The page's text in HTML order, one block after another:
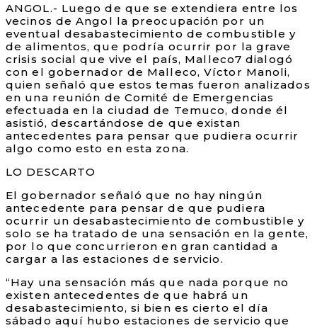
ANGOL.- Luego de que se extendiera entre los
vecinos de Angol la preocupación por un
eventual desabastecimiento de combustible y
de alimentos, que podría ocurrir por la grave
crisis social que vive el país, Malleco7 dialogó
con el gobernador de Malleco, Víctor Manoli,
quien señaló que estos temas fueron analizados
en una reunión de Comité de Emergencias
efectuada en la ciudad de Temuco, donde él
asistió, descartándose de que existan
antecedentes para pensar que pudiera ocurrir
algo como esto en esta zona.
LO DESCARTO
El gobernador señaló que no hay ningún
antecedente para pensar de que pudiera
ocurrir un desabastecimiento de combustible y
solo se ha tratado de una sensación en la gente,
por lo que concurrieron en gran cantidad a
cargar a las estaciones de servicio.
“Hay una sensación más que nada porque no
existen antecedentes de que habrá un
desabastecimiento, si bien es cierto el día
sábado aquí hubo estaciones de servicio que